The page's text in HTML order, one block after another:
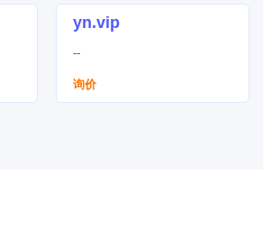
yn.vip
--
询价